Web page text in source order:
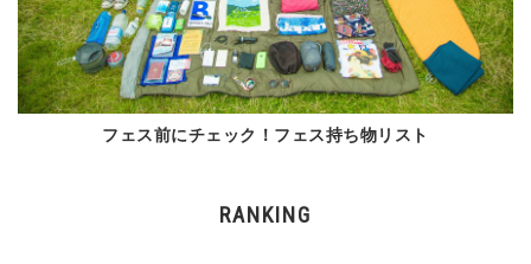
フェス前にチェック！フェス持ち物リスト
RANKING